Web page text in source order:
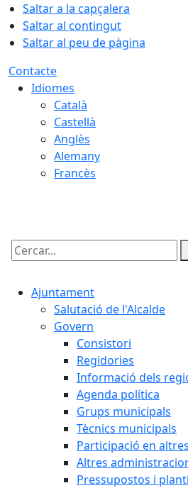
Saltar a la capçalera
Saltar al contingut
Saltar al peu de pàgina
Contacte
Idiomes
Català
Castellà
Anglès
Alemany
Francès
Cercar:
Ajuntament
Salutació de l'Alcalde
Govern
Consistori
Regidories
Informació dels
Agenda política
Grups municipals
Tècnics municipals
Participació en
Altres
Pressupostos i